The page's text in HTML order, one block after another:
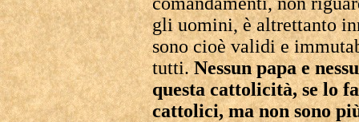
gli uomini, è altrettanto
sono cioè validi e
tutti.Nessun papa e
questa cattolicità, se lo
cattolici, ma non sono